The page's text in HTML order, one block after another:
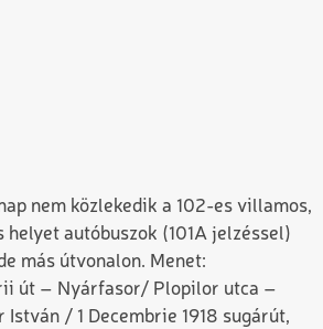
nem közlekedik a 102-es villamos,
helyet autóbuszok (101A jelzéssel)
más útvonalon. Menet:
út – Nyárfasor/ Plopilor utca –
/ 1 Decembrie 1918 sugárút,